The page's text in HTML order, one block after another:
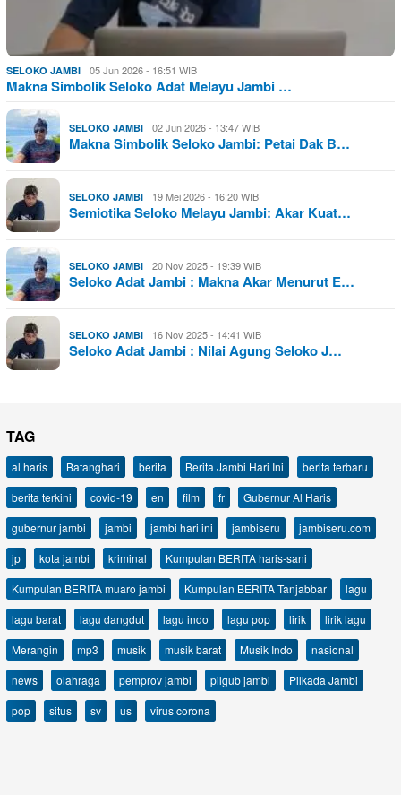
SELOKO JAMBI 05 Jun 2026 - 16:51 WIB
Makna Simbolik Seloko Adat Melayu Jambi …
SELOKO JAMBI 02 Jun 2026 - 13:47 WIB
Makna Simbolik Seloko Jambi: Petai Dak B…
SELOKO JAMBI 19 Mei 2026 - 16:20 WIB
Semiotika Seloko Melayu Jambi: Akar Kuat…
SELOKO JAMBI 20 Nov 2025 - 19:39 WIB
Seloko Adat Jambi : Makna Akar Menurut E…
SELOKO JAMBI 16 Nov 2025 - 14:41 WIB
Seloko Adat Jambi : Nilai Agung Seloko J…
TAG
al haris Batanghari berita Berita Jambi Hari Ini
berita terbaru
berita terkini
covid-19 en film fr
Gubernur Al Haris
gubernur jambi
jambi jambi hari ini jambiseru
jambiseru.com
jp
kota jambi kriminal
Kumpulan BERITA haris-sani
Kumpulan BERITA muaro jambi
Kumpulan BERITA Tanjabbar
lagu
lagu barat
lagu dangdut lagu indo lagu pop lirik
lirik lagu
Merangin
mp3 musik musik barat Musik Indo
nasional
news
olahraga pemprov jambi pilgub jambi
Pilkada Jambi
pop
situs sv us virus corona